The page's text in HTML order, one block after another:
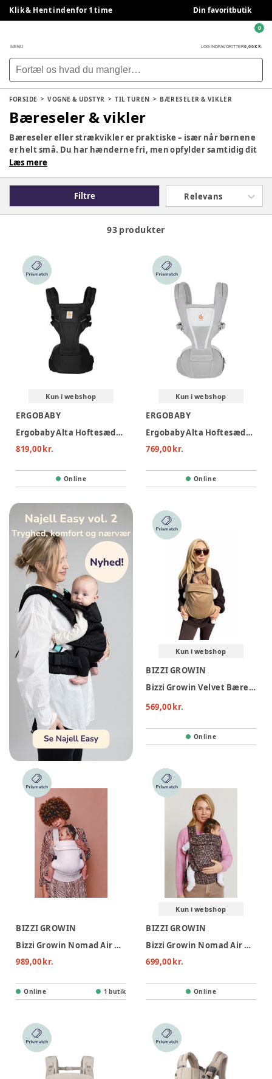
Klik & Hent indenfor 1 time Din favoritbutik
MENU LOG INDFAVORITTER0,00 KR.
0
FORSIDE VOGNE & UDSTYR TIL TUREN BÆRESELER & VIKLER
Bæreseler & vikler
Bæreseler eller strækvikler er praktiske – især når børnene
er helt små. Du har hænderne fri, men opfylder samtidig dit
barns behov for at være tæt på dig og opleve livet, som du
forskellige vægtklasser. På den måde kan du finde en
bæresele der passer til din baby og som sørger for optimal
komfort får både dig og din guldklump.
Læs mere
Filtre Relevans
93 produkter
Kun i webshop
ERGOBABY
Ergobaby Alta Hoftesæde - Onyx Black
819,00 kr.
Online
Kun i webshop
ERGOBABY
Ergobaby Alta Hoftesæde - Pearl Grey
769,00 kr.
Online
Kun i webshop
BIZZI GROWIN
Bizzi Growin Velvet Bæresele - Almondine
569,00 kr.
Online
BIZZI GROWIN
Bizzi Growin Nomad Air Bæresele - Gazelle
989,00 kr.
Online 1 butik
Kun i webshop
BIZZI GROWIN
Bizzi Growin Nomad Air Bæresele - Jaguar
699,00 kr.
Online